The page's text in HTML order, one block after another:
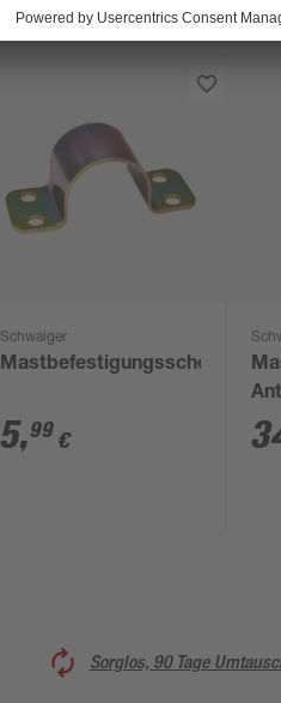
Schwaiger
Mastbefestigungsschelle
5,99 €
Sorglos, 90 Tage